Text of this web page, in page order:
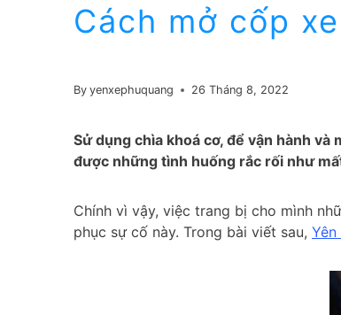
Cách mở cốp
By yenxephuquang 26 Tháng 8, 2022
Sử dụng chìa khoá cơ, để vận hành
được những tình huống rắc rối như
Chính vì vậy, việc trang bị cho mình
phục sự cố này. Trong bài viết sau, Yên